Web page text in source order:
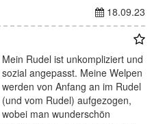
18.09.23
Mein Rudel ist unkompliziert und
sozial angepasst. Meine Welpen
werden von Anfang an im Rudel
(und vom Rudel) aufgezogen,
wobei man wunderschön